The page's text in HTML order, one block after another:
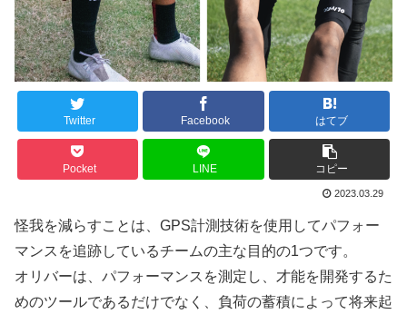
Twitter Facebook はてブ
Pocket LINE コピー
2023.03.29
怪我を減らすことは、GPS計測技術を使用してパフォー
マンスを追跡しているチームの主な目的の1つです。
オリバーは、パフォーマンスを測定し、才能を開発するた
めのツールであるだけでなく、負荷の蓄積によって将来起